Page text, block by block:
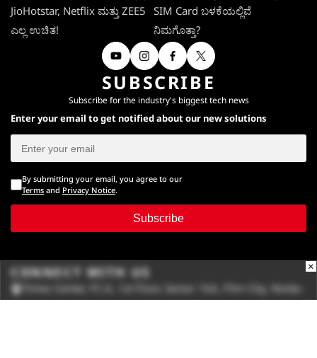
JioHotstar, Netflix ಮತ್ತು ZEE5
ಎಲ್ಲ ಉಚಿತ!
SIM Card ಬಳಕೆಯಲ್ಲಿವೆ
ನಿಮಗೊತ್ತಾ?
SUBSCRIBE
Subscribe for the industry's biggest tech news
Enter your email to get notified about our new solutions
By submitting your email, you agree to our
Terms and Privacy Notice.
Subscribe
CONNECT WITH US
Times Center, FC-6, 1st Floor, Sector 16A, Film City, Noida -
201301
×